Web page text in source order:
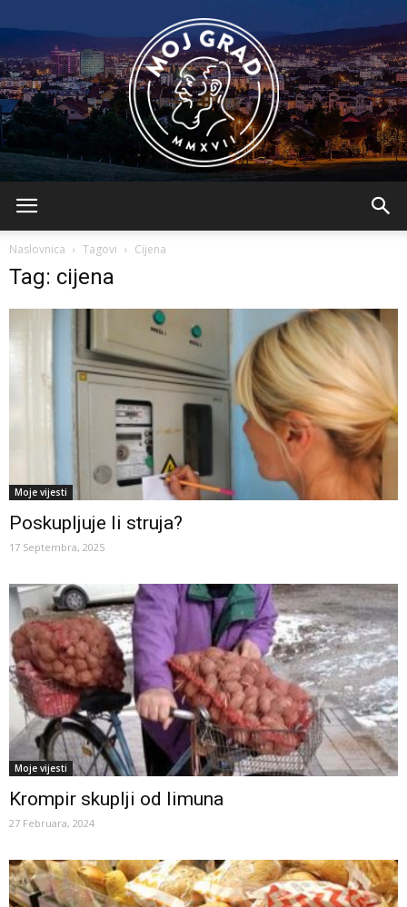
Naslovnica Tagovi Cijena
Tag: cijena
Moje vijesti
Poskupljuje li struja?
17 Septembra, 2025
Moje vijesti
Krompir skuplji od limuna
27 Februara, 2024